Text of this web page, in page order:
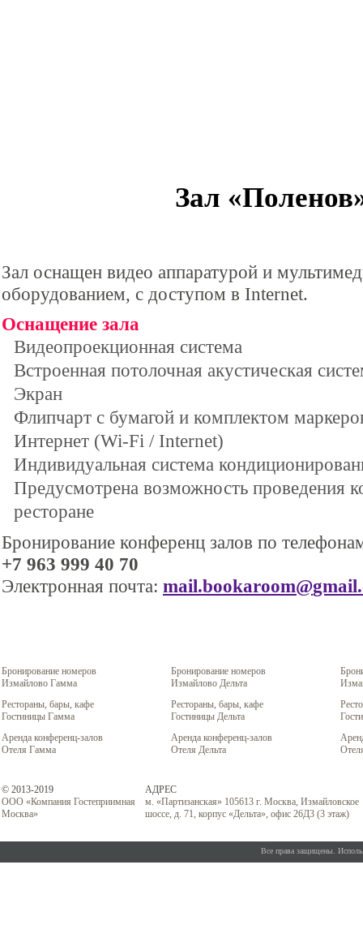
Зал
Зал оснащен видео аппаратурой и
оборудованием, с доступом в Internet.
Оснащение зала
Видеопроекционная система
Встроенная потолочная акустическая
Экран
Флипчарт с бумагой и комплектом
Интернет (Wi-Fi / Internet)
Индивидуальная система
Предусмотрена возможность проведения
ресторане
Бронирование конференц залов по
+7 963 999 40 70
Электронная почта: mail.bookaroom@
Бронирование номеров
Измайлово Гамма
Бронирование номеров
Измайлово Дельта
Рестораны, бары, кафе
Гостиницы Гамма
Рестораны, бары, кафе
Гостиницы Дельта
Аренда конференц-залов
Отеля Гамма
Аренда конференц-залов
Отеля Дельта
© 2013-2019
ООО «Компания Гостеприимная
Москва»
АДРЕС
м. «Партизанская» 105613 г. Москва, Измайловское
шоссе, д. 71, корпус «Дельта», офис 26Д3 (3 этаж)
Все права защищены.